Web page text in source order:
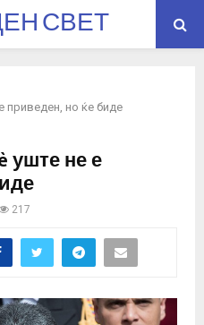
СВЕТ
приведен, но ќе биде
уште не е
217